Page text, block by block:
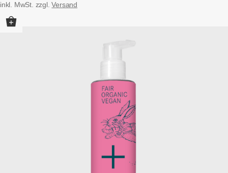
inkl. MwSt. zzgl.Versand